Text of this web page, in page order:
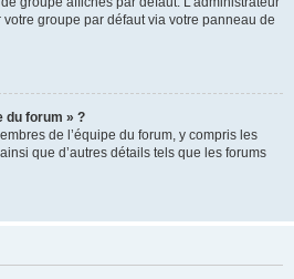
groupe par défaut via votre panneau de
du forum » ?
de l’équipe du forum, y compris les
que d’autres détails tels que les forums